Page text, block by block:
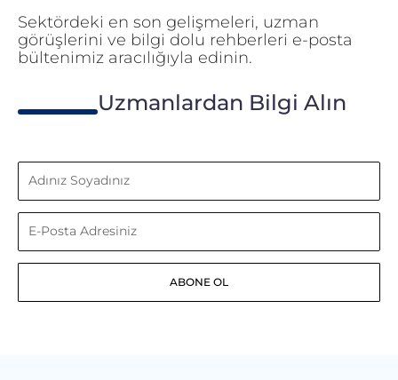
Sektördeki en son gelişmeleri, uzman
görüşlerini ve bilgi dolu rehberleri e-posta
bültenimiz aracılığıyla edinin.
Uzmanlardan Bilgi Alın
Adınız
Soyadınız
E-
Posta
ABONE OL